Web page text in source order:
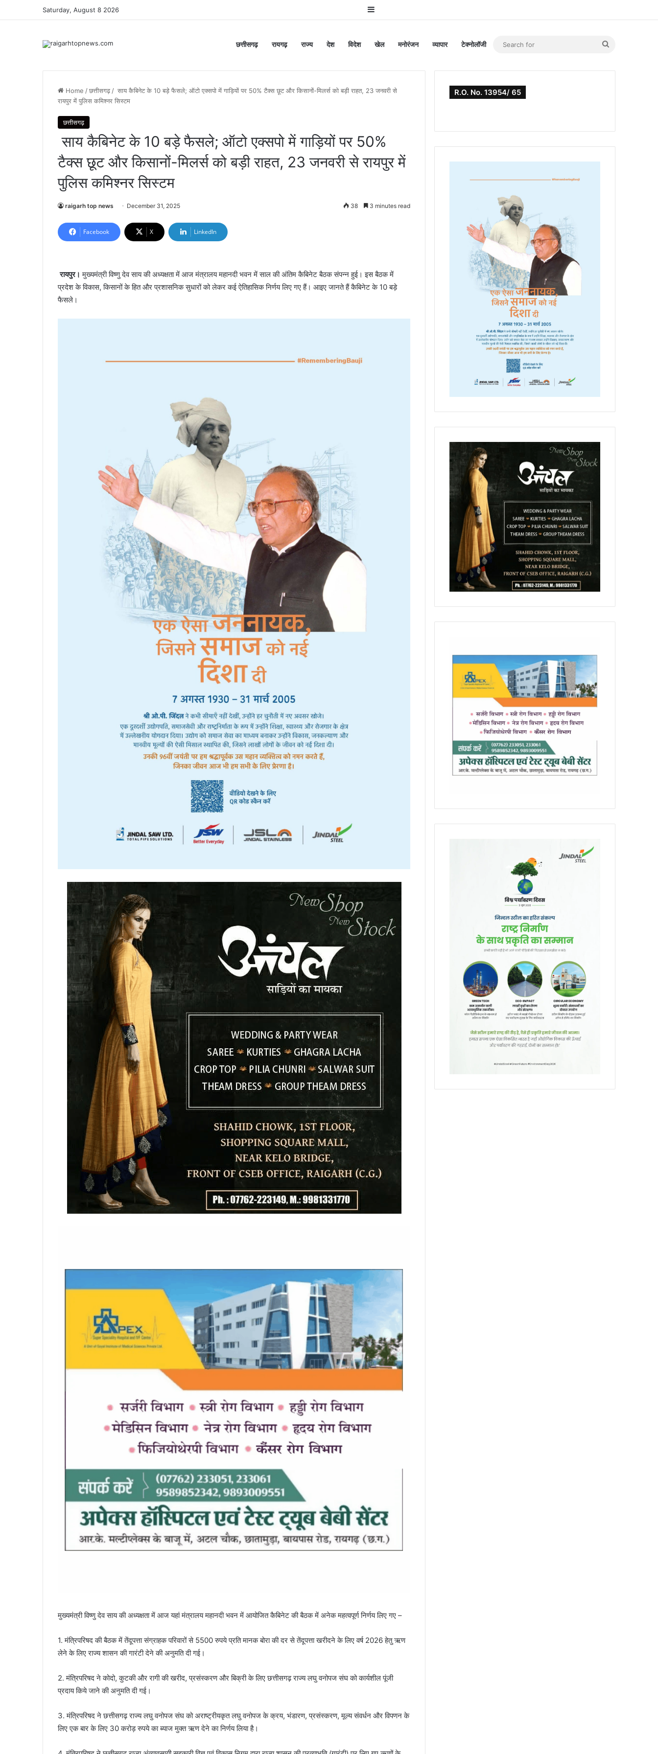
Saturday, August 8 2026 Sidebar
छत्तीसगढ़ रायगढ़ राज्य देश विदेश खेल मनोरंजन व्यापार टेक्नोलॉजी
Home /छत्तीसगढ़ / साय कैबिनेट के 10 बड़े फैसले; ऑटो एक्सपो में गाड़ियों पर 50% टैक्स छूट और किसानों-मिलर्स को बड़ी राहत, 23 जनवरी से
रायपुर में पुलिस कमिश्नर सिस्टम
छत्तीसगढ़
साय कैबिनेट के 10 बड़े फैसले; ऑटो एक्सपो में गाड़ियों पर 50%
टैक्स छूट और किसानों-मिलर्स को बड़ी राहत, 23 जनवरी से रायपुर में
पुलिस कमिश्नर सिस्टम
raigarh top news December 31, 2025 38 3 minutes read
Facebook X LinkedIn
रायपुर। मुख्यमंत्री विष्णु देव साय की अध्यक्षता में आज मंत्रालय महानदी भवन में साल की अंतिम कैबिनेट बैठक संपन्न हुई। इस बैठक में
प्रदेश के विकास, किसानों के हित और प्रशासनिक सुधारों को लेकर कई ऐतिहासिक निर्णय लिए गए हैं। आइए जानते हैं कैबिनेट के 10 बड़े
फैसले।
मुख्यमंत्री विष्णु देव साय की अध्यक्षता में आज यहां मंत्रालय महानदी भवन में आयोजित कैबिनेट की बैठक में अनेक महत्वपूर्ण निर्णय लिए गए –
1. मंत्रिपरिषद की बैठक में तेंदूपत्ता संग्राहक परिवारों से 5500 रुपये प्रति मानक बोरा की दर से तेंदूपत्ता खरीदने के लिए वर्ष 2026 हेतु ऋण
लेने के लिए राज्य शासन की गारंटी देने की अनुमति दी गई।
2. मंत्रिपरिषद ने कोदो, कुटकी और रागी की खरीद, प्रसंस्करण और बिक्री के लिए छत्तीसगढ़ राज्य लघु वनोपज संघ को कार्यशील पूंजी
प्रदाय किये जाने की अनुमति दी गई।
3. मंत्रिपरिषद ने छत्तीसगढ़ राज्य लघु वनोपज संघ को अराष्ट्रीयकृत लघु वनोपज के क्रय, भंडारण, प्रसंस्करण, मूल्य संवर्धन और विपणन के
लिए एक बार के लिए 30 करोड़ रुपये का ब्याज मुक्त ऋण देने का निर्णय लिया है।
R.O. No. 13954/ 65